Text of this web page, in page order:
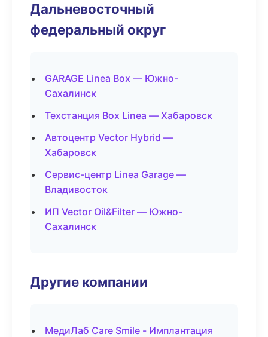
Дальневосточный
федеральный округ
GARAGE Linea Box — Южно-
Сахалинск
Техстанция Box Linea — Хабаровск
Автоцентр Vector Hybrid —
Хабаровск
Сервис-центр Linea Garage —
Владивосток
ИП Vector Oil&Filter — Южно-
Сахалинск
Другие компании
МедиЛаб Care Smile - Имплантация